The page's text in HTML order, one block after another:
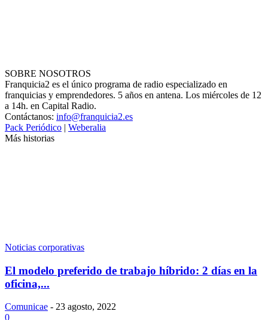
SOBRE NOSOTROS
Franquicia2 es el único programa de radio especializado en
franquicias y emprendedores. 5 años en antena. Los miércoles de 12
a 14h. en Capital Radio.
Contáctanos: info@franquicia2.es
Pack Periódico | Weberalia
Más historias
Noticias corporativas
El modelo preferido de trabajo híbrido: 2 días en la
oficina,...
Comunicae - 23 agosto, 2022
0